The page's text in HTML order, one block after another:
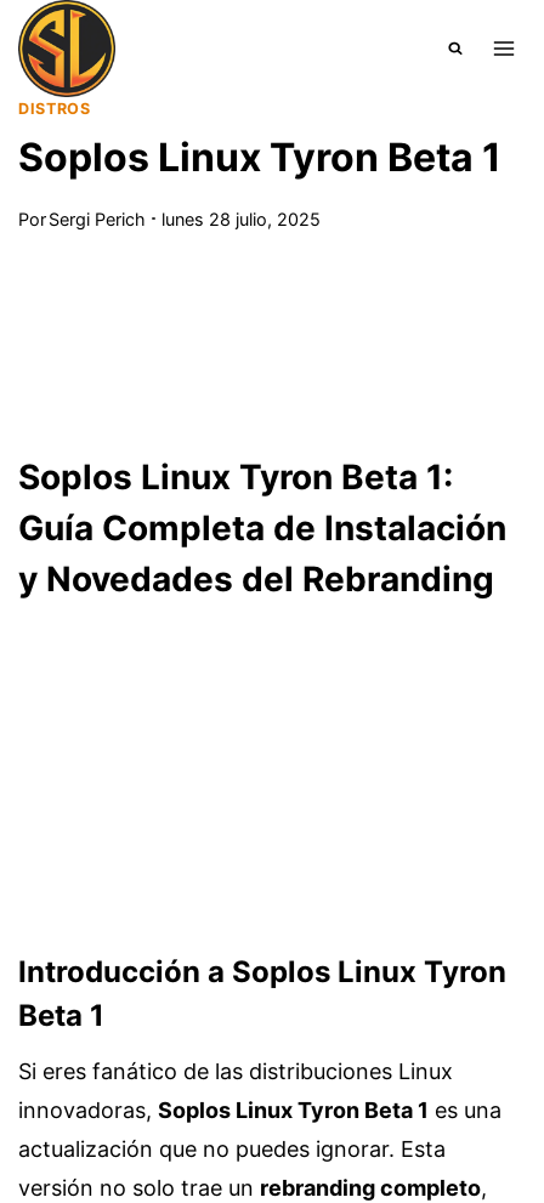
Saltar
contenido
DISTROS
Soplos Linux Tyron Beta 1
PorSergi Perich lunes 28 julio, 2025
Soplos Linux Tyron Beta 1:
Guía Completa de Instalación
y Novedades del Rebranding
Introducción a Soplos Linux Tyron
Beta 1
Si eres fanático de las distribuciones Linux
innovadoras, Soplos Linux Tyron Beta 1 es una
actualización que no puedes ignorar. Esta
versión no solo trae un rebranding completo,